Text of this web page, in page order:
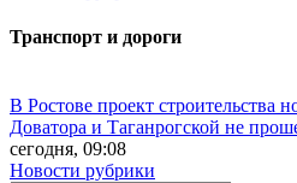
Транспорт и дороги
В Ростове проект строительства
Доватора и Таганрогской не
сегодня, 09:08
Новости рубрики